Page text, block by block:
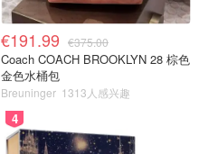
€191.99 €375.00
Coach COACH BROOKLYN 28 棕色
金色水桶包
Breuninger 1313人感兴趣
4